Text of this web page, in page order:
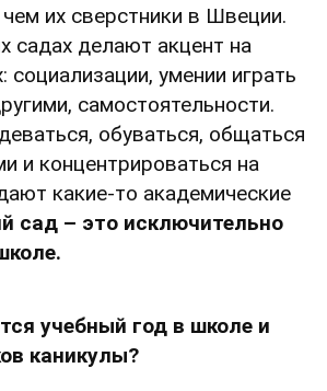
их сверстники в Швеции.
садах делают акцент на
умении играть
самостоятельности.
обуваться, общаться
и концентрироваться на
какие-то академические
сад – это исключительно
учебный год в школе и
каникулы?